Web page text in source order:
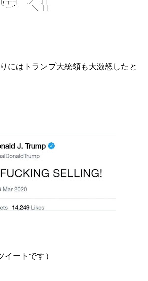
にはトランプ大統領も大激怒したと
イートです）